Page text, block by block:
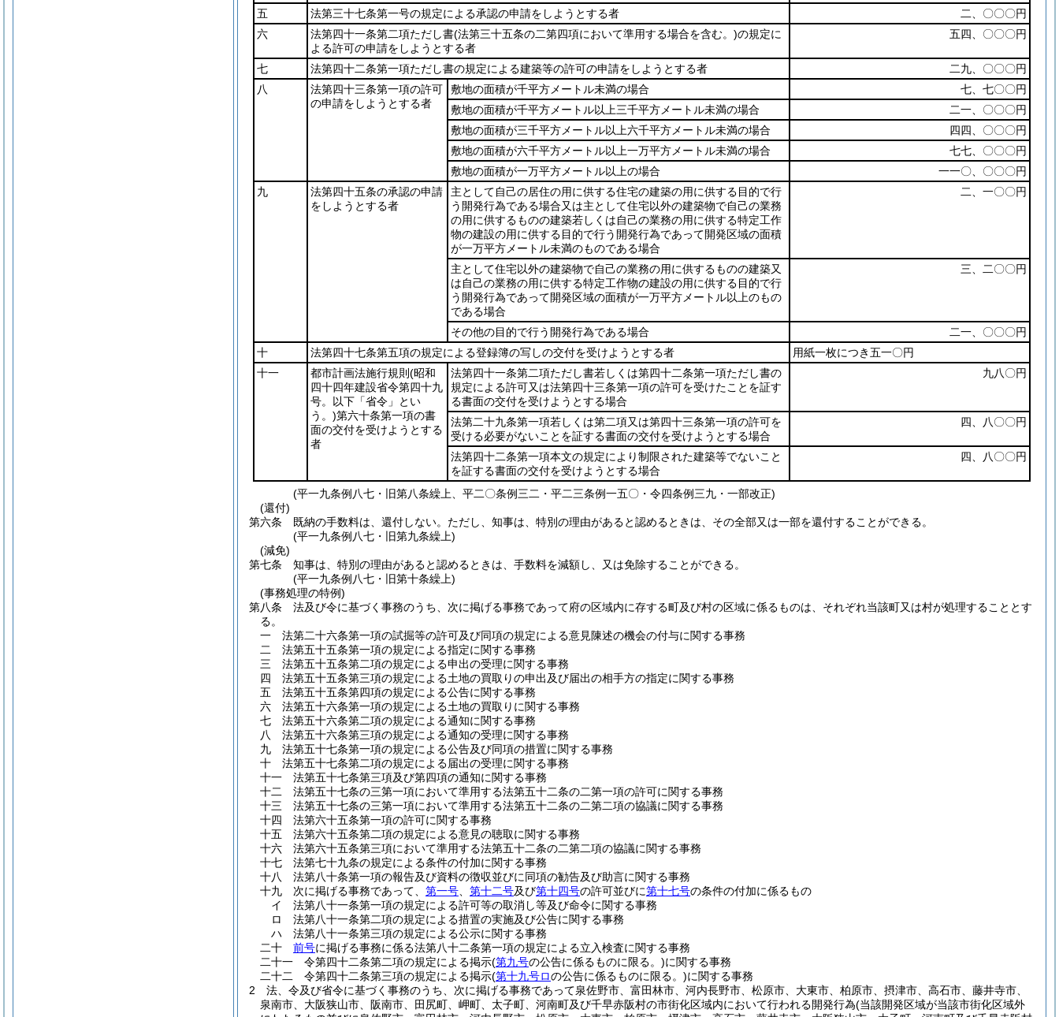
五
法第三十七条第一号の規定による承認の申請をしようとする者
二、〇〇〇円
六
法第四十一条第二項ただし書(法第三十五条の二第四項において準用する場合を含む。)の規定に
よる許可の申請をしようとする者
五四、〇〇〇円
七 法第四十二条第一項ただし書の規定による建築等の許可の申請をしようとする者
二九、〇〇〇円
八
法第四十三条第一項の許可
の申請をしようとする者
敷地の面積が千平方メートル未満の場合
七、七〇〇円
敷地の面積が千平方メートル以上三千平方メートル未満の場合
二一、〇〇〇円
敷地の面積が三千平方メートル以上六千平方メートル未満の場合
四四、〇〇〇円
敷地の面積が六千平方メートル以上一万平方メートル未満の場合
七七、〇〇〇円
敷地の面積が一万平方メートル以上の場合
一一〇、〇〇〇円
九
法第四十五条の承認の申請
をしようとする者
主として自己の居住の用に供する住宅の建築の用に供する目的で行
う開発行為である場合又は主として住宅以外の建築物で自己の業務
の用に供するものの建築若しくは自己の業務の用に供する特定工作
物の建設の用に供する目的で行う開発行為であって開発区域の面積
が一万平方メートル未満のものである場合
二、一〇〇円
主として住宅以外の建築物で自己の業務の用に供するものの建築又
は自己の業務の用に供する特定工作物の建設の用に供する目的で行
う開発行為であって開発区域の面積が一万平方メートル以上のもの
である場合
三、二〇〇円
その他の目的で行う開発行為である場合
二一、〇〇〇円
十
法第四十七条第五項の規定による登録簿の写しの交付を受けようとする者
用紙一枚につき五一〇円
十一
都市計画法施行規則 (昭和
四十四年建設省令第四十九
号。以下「省令」とい
う。)第六十条第一項の書
面の交付を受けようとする
者
法第四十一条第二項ただし書若しくは第四十二条第一項ただし書の
規定による許可又は法第四十三条第一項の許可を受けたことを証す
る書面の交付を受けようとする場合
九八〇円
法第二十九条第一項若しくは第二項又は第四十三条第一項の許可を
受ける必要がないことを証する書面の交付を受けようとする場合
四、八〇〇円
法第四十二条第一項本文の規定により制限された建築等でないこと
を証する書面の交付を受けようとする場合
四、八〇〇円
(平一九条例八七・旧第八条繰上、平二〇条例三二・平二三条例一五〇・令四条例三九・一部改正)
(還付)
第六条
既納の手数料は、還付しない。 ただし、知事は、特別の理由があると認めるときは、その全部又は一部を還付することができる。
(平一九条例八七・旧第九条繰上)
(減免)
第七条
知事は、特別の理由があると認めるときは、手数料を減額し、又は免除することができる。
(平一九条例八七・旧第十条繰上)
(事務処理の特例)
第八条
法及び令に基づく事務のうち、次に掲げる事務であって府の区域内に存する町及び村の区域に係るものは、それぞれ当該町又は村が処理することとす
る。
一
法第二十六条第一項の試掘等の許可及び同項の規定による意見陳述の機会の付与に関する事務
二
法第五十五条第一項の規定による指定に関する事務
三
法第五十五条第二項の規定による申出の受理に関する事務
四
法第五十五条第三項の規定による土地の買取りの申出及び届出の相手方の指定に関する事務
五
法第五十五条第四項の規定による公告に関する事務
六
法第五十六条第一項の規定による土地の買取りに関する事務
七
法第五十六条第二項の規定による通知に関する事務
八
法第五十六条第三項の規定による通知の受理に関する事務
九
法第五十七条第一項の規定による公告及び同項の措置に関する事務
十
法第五十七条第二項の規定による届出の受理に関する事務
十一
法第五十七条第三項及び第四項の通知に関する事務
十二
法第五十七条の三第一項において準用する法第五十二条の二第一項の許可に関する事務
十三
法第五十七条の三第一項において準用する法第五十二条の二第二項の協議に関する事務
十四
法第六十五条第一項の許可に関する事務
十五
法第六十五条第二項の規定による意見の聴取に関する事務
十六
法第六十五条第三項において準用する法第五十二条の二第二項の協議に関する事務
十七
法第七十九条の規定による条件の付加に関する事務
十八
法第八十条第一項の報告及び資料の徴収並びに同項の勧告及び助言に関する事務
十九
次に掲げる事務であって、 第一号 第十二号及び第十四号の許可並びに第十七号の条件の付加に係るもの
イ
法第八十一条第一項の規定による許可等の取消し等及び命令に関する事務
ロ
法第八十一条第二項の規定による措置の実施及び公告に関する事務
ハ
法第八十一条第三項の規定による公示に関する事務
二十
前号に掲げる事務に係る法第八十二条第一項の規定による立入検査に関する事務
二十一
令第四十二条第二項の規定による掲示(第九号の公告に係るものに限る。)に関する事務
二十二
令第四十二条第三項の規定による掲示(第十九号ロの公告に係るものに限る。)に関する事務
2
法、令及び省令に基づく事務のうち、次に掲げる事務であって泉佐野市、富田林市、河内長野市、松原市、大東市、柏原市、摂津市、高石市、藤井寺市、
泉南市、大阪狭山市、阪南市、田尻町、岬町、太子町、河南町及び千早赤阪村の市街化区域内において行われる開発行為(当該開発区域が当該市街化区域外